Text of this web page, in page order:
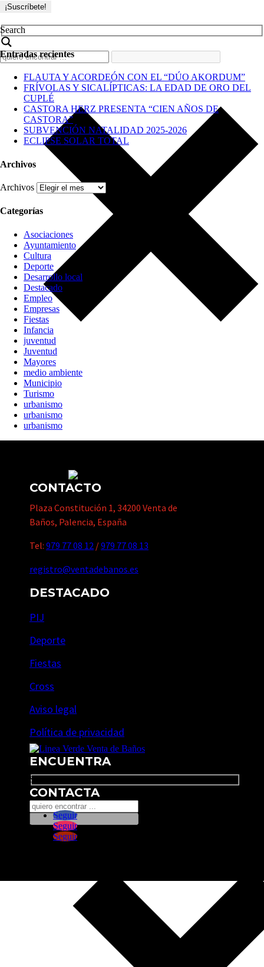
Search
Entradas recientes
FLAUTA Y ACORDEÓN CON EL “DÚO AKORDUM”
FRÍVOLAS Y SICALÍPTICAS: LA EDAD DE ORO DEL
CUPLÉ
CASTORA HERZ PRESENTA “CIEN AÑOS DE
CASTORA”
SUBVENCIÓN NATALIDAD 2025-2026
ECLIPSE SOLAR TOTAL
Archivos
Archivos
Categorías
Asociaciones
Ayuntamiento
Cultura
Deporte
Desarrollo local
Destacado
Empleo
Empresas
Fiestas
Infancia
juventud
Juventud
Mayores
medio ambiente
Municipio
Turismo
urbanismo
urbanismo
urbanismo
CONTACTO
Plaza Constitución 1, 34200 Venta de
Baños, Palencia, España
Tel: 979 77 08 12 /979 77 08 13
registro@ventadebanos.es
DESTACADO
PIJ
Deporte
Fiestas
Cross
Aviso legal
Política de privacidad
ENCUENTRA
Search
CONTACTA
Seguir
Seguir
Seguir